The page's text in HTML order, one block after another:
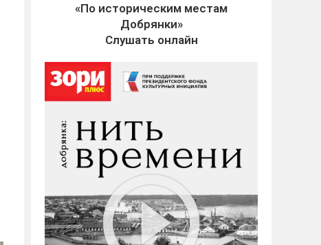
«По историческим местам
Добрянки»
Слушать онлайн